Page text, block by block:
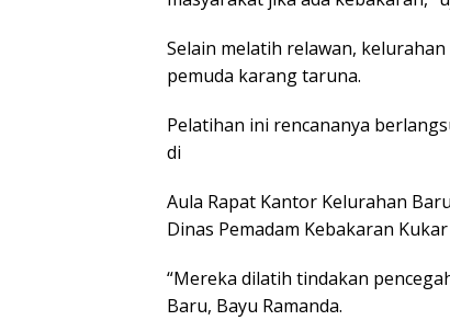
Selain melatih relawan,
pemuda karang taruna.
Pelatihan ini rencananya
di
Aula Rapat Kantor Kelurahan
Dinas Pemadam Kebakaran
“Mereka dilatih tindakan
Baru, Bayu Ramanda.